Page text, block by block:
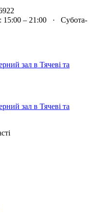
15:00 – 21:00 · Субота-